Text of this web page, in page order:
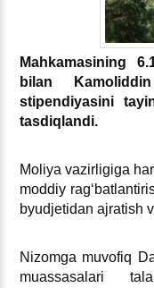
Mahkamasining
bilan
stipendiyasini
tasdiqlandi.
Moliya vazirligiga
moddiy
byudjetidan ajratish
Nizomga muvofiq
muassasalari